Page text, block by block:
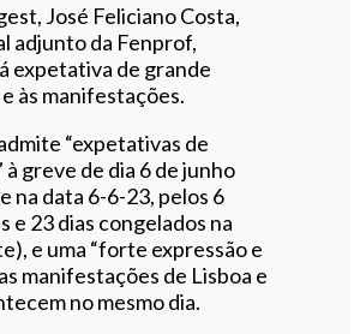
José Feliciano Costa,
adjunto da Fenprof,
expetativa de grande
às manifestações.
“expetativas de
à greve de dia 6 de junho
na data 6-6-23, pelos 6
e 23 dias congelados na
e uma “forte expressão e
manifestações de Lisboa e
no mesmo dia.